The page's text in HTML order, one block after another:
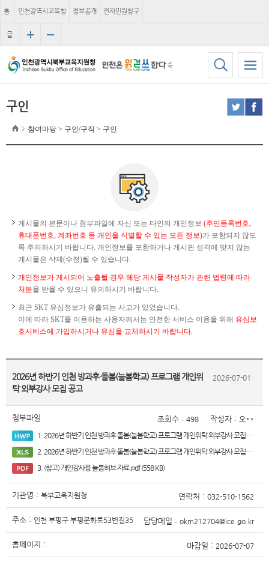
홈 인천광역시교육청 정보공개 전자민원창구
글
자
기
구인
참여마당 > 구인/구직 > 구인
게시물의 본문이나 첨부파일에 자신 또는 타인의 개인정보 (주민등록번호,
휴대폰번호, 계좌번호 등 개인을 식별할 수 있는 모든 정보)가 포함되지 않도
록 주의하시기 바랍니다. 개인정보를 포함하거나 게시판 성격에 맞지 않는
게시물은 삭제(수정)될 수 있습니다.
개인정보가 게시되어 노출될 경우 해당 게시물 작성자가 관련 법령에 따라
처분을 받을 수 있으니 유의하시기 바랍니다.
최근 SKT 유심정보가 유출되는 사고가 있었습니다.
이에 따라 SKT를 이용하는 사용자께서는 안전한 서비스 이용을 위해 유심보
호서비스에 가입하시거나 유심을 교체하시기 바랍니다.
2026년 하반기 인천 방과후·돌봄(늘봄학교) 프로그램 개인위
탁 외부강사 모집 공고
2026-07-01
첨부파일
1. 2026년 하반기 인천 방과후·돌봄(늘봄학교) 프로그램 개인위탁 외부강사 모집 공고.hwp (182 KB)
2. 2026년 하반기 인천 방과후·돌봄(늘봄학교) 프로그램 개인위탁 외부강사 모집 현황.xlsx (14 KB)
3. (참고) 개인강사용 늘봄허브 자료.pdf (558 KB)
조회수 : 498 작성자 : 오**
기관명 : 북부교육지원청 연락처 : 032-510-1562
주소 : 인천 부평구 부평문화로53번길35 담당메일 : okm212704@ice.go.kr
홈페이지 : 마감일 : 2026-07-07